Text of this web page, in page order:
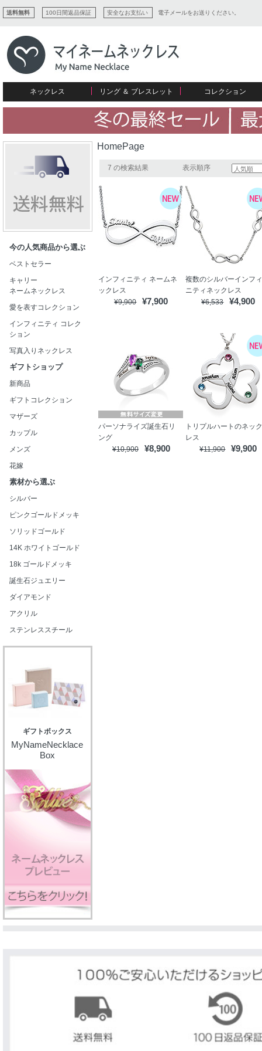
送料無料 100日間返品保証 安全なお支払い 電子メールをお送りください。
ネックレス
すべてコレクションを見る
ネームネックレス
プチネームネックレス
リング ＆ ブレスレット
リング
愛のブレスレット
コレクション
愛を表すコレクション
イニシャルジュエリー
誕生石コレクション
バーネックレスコレクション
ディスクとサークルのコレクション
ネームプレビュー
マザーズ
メンズ
ギフトコレクション
今の人気商品から選ぶ
ベストセラー
キャリー
ネームネックレス
愛を表すコレクション
インフィニティ コレク
ション
写真入りネックレス
ギフトショップ
新商品
ギフトコレクション
マザーズ
カップル
メンズ
花嫁
素材から選ぶ
シルバー
ピンクゴールドメッキ
ソリッドゴールド
14K ホワイトゴールド
18k ゴールドメッキ
誕生石ジュエリー
ダイアモンド
アクリル
ステンレススチール
ギフトボックス
MyNameNecklace
Box
HomePage
7 の検索結果 表示順序
インフィニティ ネームネ
ックレス
¥9,900
¥7,900
複数のシルバーインフ
ニティネックレス
¥6,533
¥4,900
パーソナライズ誕生石リ
ング
¥10,900
¥8,900
トリプルハートのネッ
レス
¥11,900
¥9,900